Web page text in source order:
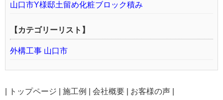
山口市Y様邸土留め化粧ブロック積み
【カテゴリーリスト】
外構工事 山口市
トップページ 施工例 会社概要 お客様の声